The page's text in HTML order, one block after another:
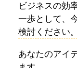
ビジネスの効
一歩として、
検討ください。
あなたのアイ